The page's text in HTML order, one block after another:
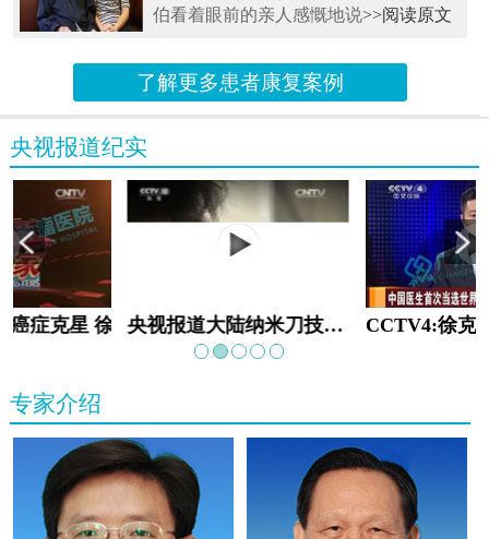
伯看着眼前的亲人感慨地说>>阅读原文
了解更多患者康复案例
央视报道纪实
癌症克星 徐克成 央视报道大陆纳米刀技术手术：绝境重生
专家介绍